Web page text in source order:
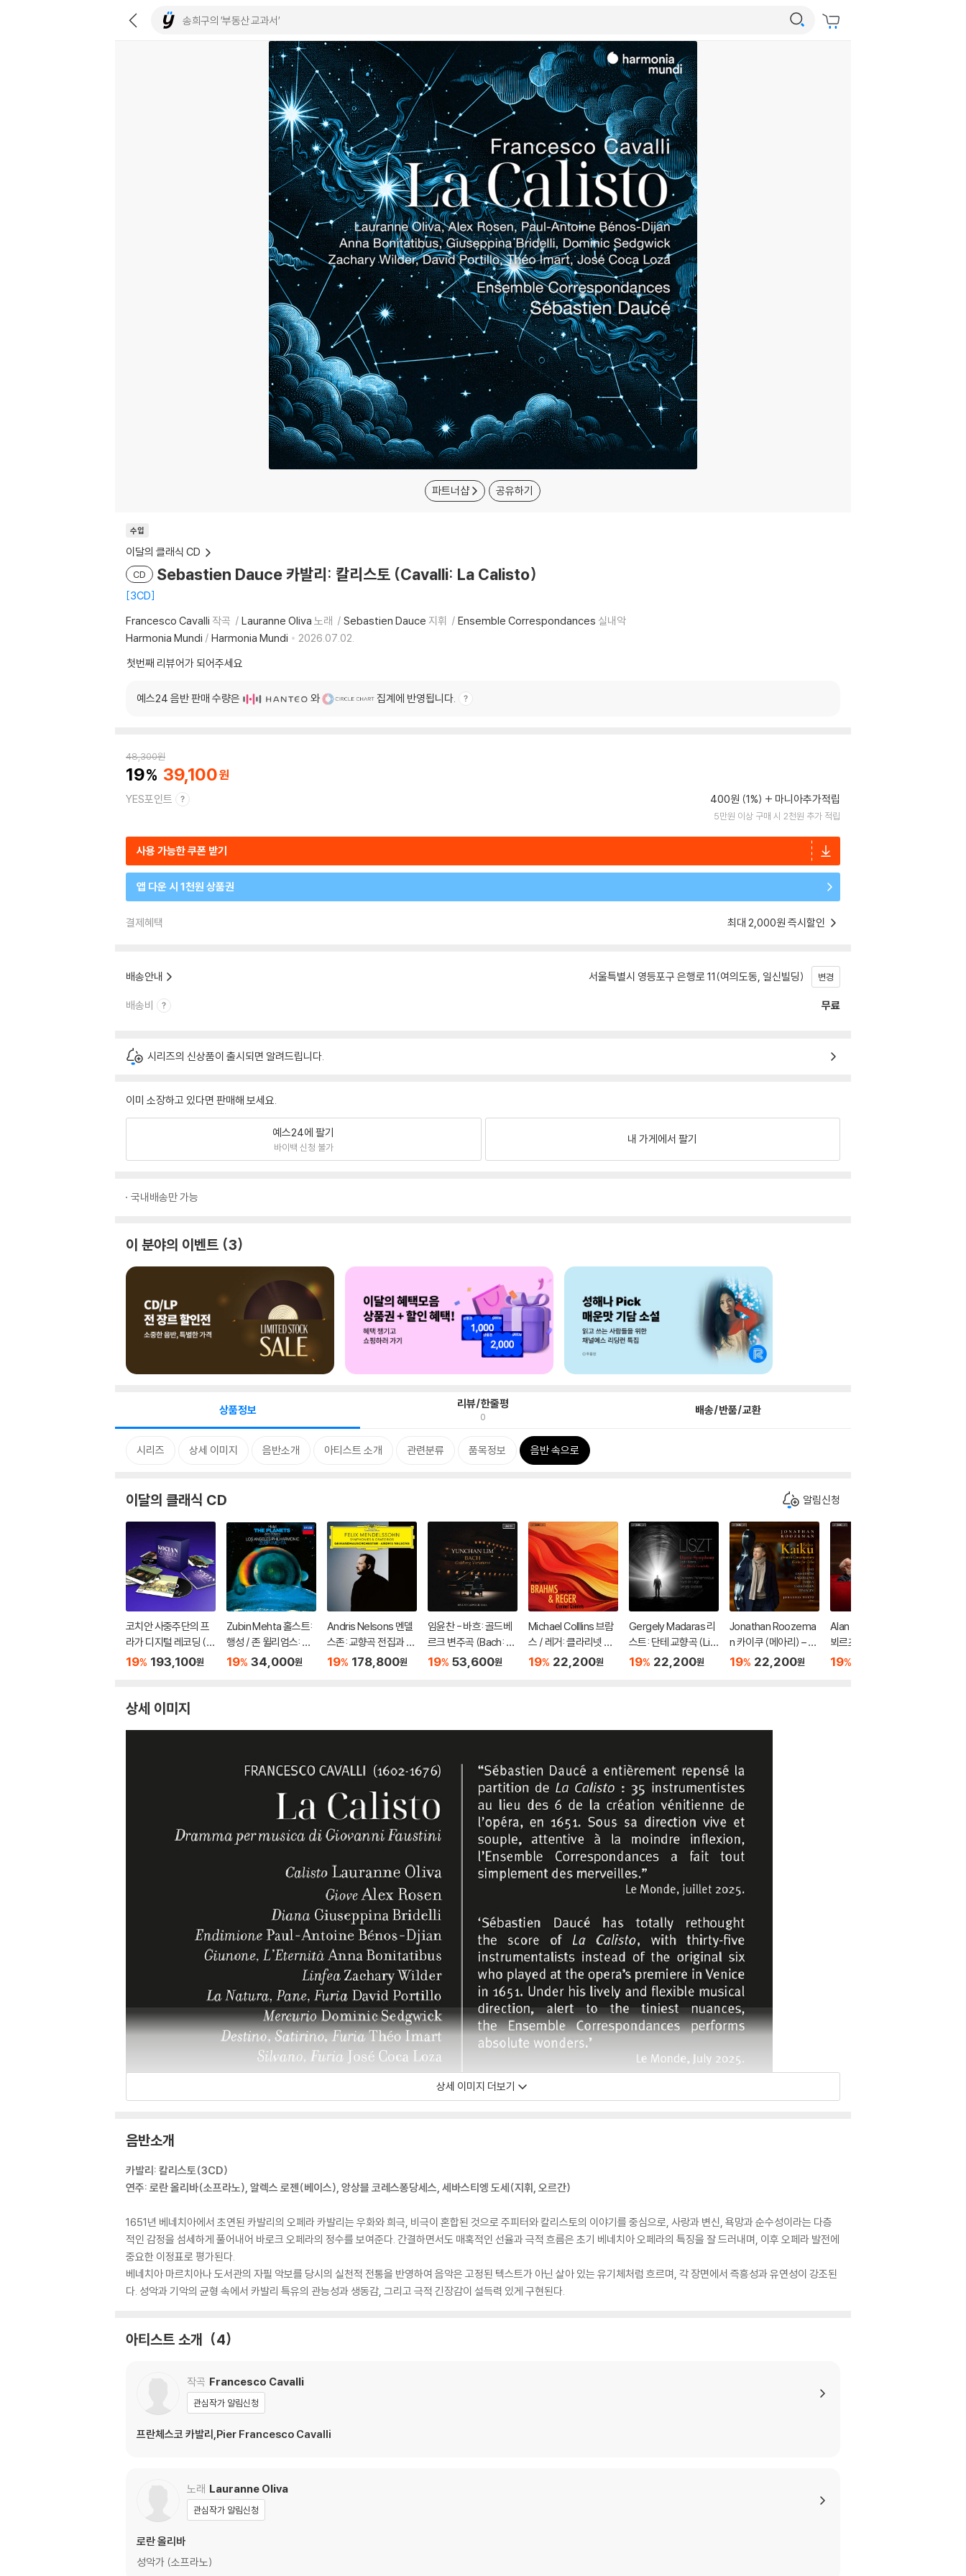
파트너샵 공유하기
수입
이달의 클래식 CD
CD Sebastien Dauce 카발리: 칼리스토 (Cavalli: La Calisto)
3CD
Francesco Cavalli 작곡 Lauranne Oliva 노래 Sebastien Dauce 지휘 Ensemble Correspondances 실내악
Harmonia Mundi / Harmonia Mundi
2026.07.02.
첫번째 리뷰어가 되어주세요
예스24 음반 판매 수량은 와 집계에 반영됩니다.
48,300원
19 39,100
YES포인트 400원 (1%) 마니아추가적립
5만원 이상 구매 시 2천원 추가 적립
사용 가능한 쿠폰 받기
앱 다운 시 1천원 상품권
결제혜택 최대 2,000원 즉시할인
배송안내 서울특별시 영등포구 은행로 11(여의도동, 일신빌딩) 변경
배송비 무료
시리즈의 신상품이 출시되면 알려드립니다.
이미 소장하고 있다면 판매해 보세요.
예스24에 팔기
바이백 신청 불가
내 가게에서 팔기
국내배송만 가능
이 분야의 이벤트 3
상품정보 리뷰/한줄평
0 배송/반품/교환
시리즈 상세 이미지 음반소개 아티스트 소개 관련분류 품목정보 음반 속으로
이달의 클래식 CD 알림신청
코치안 사중주단의 프
라가 디지털 레코딩 (1
996~2010) (The Co
D]
19% 193,100원
Zubin Mehta 홀스트:
행성 / 존 윌리엄스: 스
타워즈 모음곡 (Gusta
19% 34,000원
Andris Nelsons 멘델
스존: 교향곡 전집과 오
라토리오 (Mendelss
19% 178,800원
임윤찬 - 바흐: 골드베
르크 변주곡 (Bach: G
oldberg Variations)
19% 53,600원
Michael Colllins 브람
스 / 레거: 클라리넷 오
중주 (Brahms / Rege
19% 22,200원
Gergely Madaras 리
스트: 단테 교향곡 (Lis
zt: Dante Symphon
19% 22,200원
Jonathan Roozema
n 카이쿠 (메아리) – 핀
란드 현대 첼로 작품 (K
19% 22,200원
Alan Gilbert 다니엘
뵈르츠: 독주자를 위한
이중 협주곡 (Daniel B
19%
상세 이미지
상세 이미지 더보기
음반소개
카발리: 칼리스토(3CD)
연주: 로란 올리바(소프라노), 알렉스 로젠(베이스), 앙상블 코레스퐁당세스, 세바스티엥 도세(지휘, 오르간)
1651년 베네치아에서 초연된 카발리의 오페라 카발리는 우화와 희극, 비극이 혼합된 것으로 주피터와 칼리스토의 이야기를 중심으로, 사랑과 변신, 욕망과 순수성이라는 다층
적인 감정을 섬세하게 풀어내어 바로크 오페라의 정수를 보여준다. 간결하면서도 매혹적인 선율과 극적 흐름은 초기 베네치아 오페라의 특징을 잘 드러내며, 이후 오페라 발전에
중요한 이정표로 평가된다.
베네치아 마르치아나 도서관의 자필 악보를 당시의 실천적 전통을 반영하여 음악은 고정된 텍스트가 아닌 살아 있는 유기체처럼 흐르며, 각 장면에서 즉흥성과 유연성이 강조된
다. 성악과 기악의 균형 속에서 카발리 특유의 관능성과 생동감, 그리고 극적 긴장감이 설득력 있게 구현된다.
아티스트 소개 4
작곡 Francesco Cavalli
관심작가 알림신청
프란체스코 카발리,Pier Francesco Cavalli
노래 Lauranne Oliva
관심작가 알림신청
로란 올리바
성악가 (소프라노)